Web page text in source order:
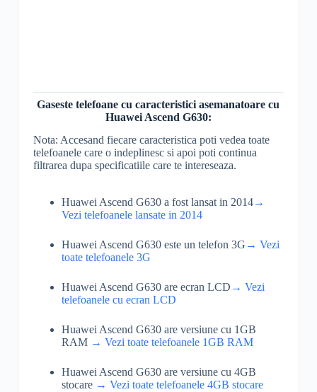
Gaseste telefoane cu caracteristici asemanatoare cu
Huawei Ascend G630:
Nota: Accesand fiecare caracteristica poti vedea toate
telefoanele care o indeplinesc si apoi poti continua
filtrarea dupa specificatiile care te intereseaza.
Huawei Ascend G630 a fost lansat in 2014→
Vezi telefoanele lansate in 2014
Huawei Ascend G630 este un telefon 3G → Vezi
toate telefoanele 3G
Huawei Ascend G630 are ecran LCD → Vezi
telefoanele cu ecran LCD
Huawei Ascend G630 are versiune cu 1GB
RAM → Vezi toate telefoanele 1GB RAM
Huawei Ascend G630 are versiune cu 4GB
stocare → Vezi toate telefoanele 4GB stocare